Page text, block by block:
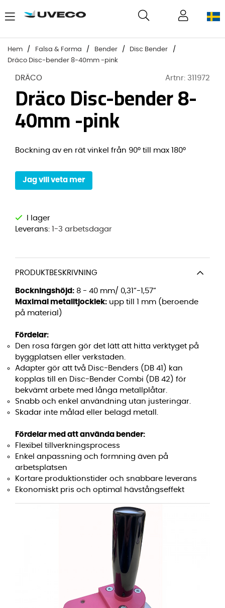
Hem Falsa & Forma Bender
Disc Bender
Dräco Disc-bender 8-40mm -pink
DRÄCO Artnr: 311972
Dräco Disc-bender 8-
40mm -pink
Bockning av en rät vinkel från 90° till max 180°
Jag vill veta mer
Leverans: 1-3 arbetsdagar
PRODUKTBESKRIVNING
Bockningshöjd: 8 - 40 mm/ 0,31“-1,57“
Maximal metalltjocklek: upp till 1 mm (beroende
på material)
Fördelar:
Den rosa färgen gör det lätt att hitta verktyget på
byggplatsen eller verkstaden.
Adapter gör att två Disc-Benders (DB 41) kan
kopplas till en Disc-Bender Combi (DB 42) för
bekvämt arbete med långa metallplåtar.
Snabb och enkel användning utan justeringar.
Skadar inte målad eller belagd metall.
Fördelar med att använda bender:
Flexibel tillverkningsprocess
Enkel anpassning och formning även på
arbetsplatsen
Kortare produktionstider och snabbare leverans
Ekonomiskt pris och optimal hävstångseffekt